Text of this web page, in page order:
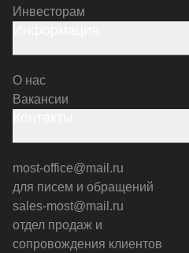
Инвесторам
О нас
Вакансии
most-office@mail.ru
для писем и обращений
sales-most@mail.ru
отдел продаж и
сопровождения клиентов